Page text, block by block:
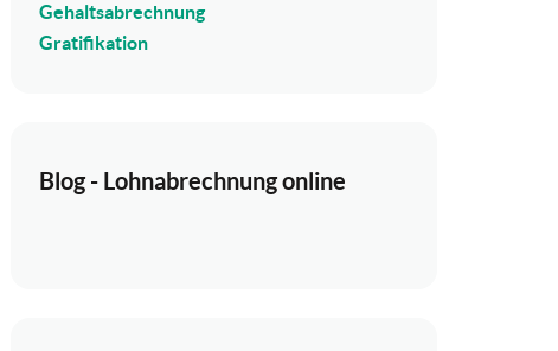
Gehaltsabrechnung
Gratifikation
Blog - Lohnabrechnung online